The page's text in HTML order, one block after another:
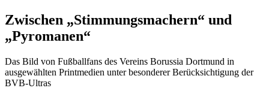
Zwischen „Stimmungsmachern“ und
„Pyromanen“
Das Bild von Fußballfans des Vereins Borussia Dortmund in
ausgewählten Printmedien unter besonderer Berücksichtigung der
BVB-Ultras